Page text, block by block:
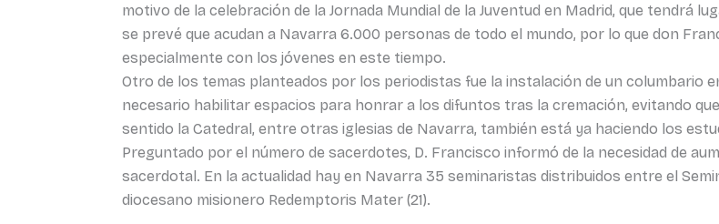
motivo de la celebración de la Jornada Mundial de la Juventud en Madrid, que tendrá
se prevé que acudan a Navarra 6.000 personas de todo el mundo, por lo que don
especialmente con los jóvenes en este tiempo.
Otro de los temas planteados por los periodistas fue la instalación de un columbario
necesario habilitar espacios para honrar a los difuntos tras la cremación, evitando
sentido la Catedral, entre otras iglesias de Navarra, también está ya haciendo los
Preguntado por el número de sacerdotes, D. Francisco informó de la necesidad de
sacerdotal. En la actualidad hay en Navarra 35 seminaristas distribuidos entre el
diocesano misionero Redemptoris Mater (21).